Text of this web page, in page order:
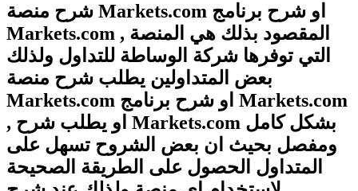
شرح منصة Markets.com او شرح برنامج
Markets.com , المقصود بذلك هي المنصة
التي توفرها شركة الوساطة للتداول ولذلك
بعض المتداولين يطلب شرح منصة
Markets.com او شرح برنامج Markets.com
, او يطلب شرح Markets.com بشكل كامل
ومفصل بحيث ان بعض الشروح تسهل على
المتداول الحصول على الطريقة الصحيحة